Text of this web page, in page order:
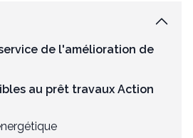
de l'amélioration de
au prêt travaux Action